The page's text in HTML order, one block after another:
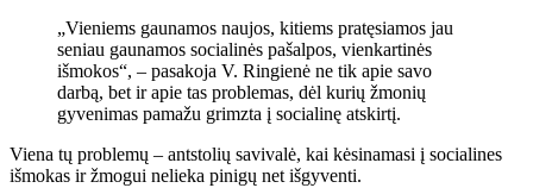
„Vieniems gaunamos naujos, kitiems pratęsiamos jau
seniau gaunamos socialinės pašalpos, vienkartinės
išmokos“, – pasakoja V. Ringienė ne tik apie savo
darbą, bet ir apie tas problemas, dėl kurių žmonių
gyvenimas pamažu grimzta į socialinę atskirtį.
Viena tų problemų – antstolių savivalė, kai kėsinamasi į socialines
išmokas ir žmogui nelieka pinigų net išgyventi.